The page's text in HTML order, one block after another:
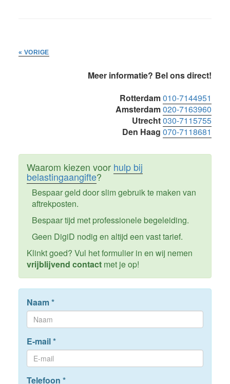
« VORIGE
Meer informatie? Bel ons direct!
Rotterdam010-7144951
Amsterdam020-7163960
Utrecht030-7115755
Den Haag 070-7118681
Waarom kiezen voor hulp bij
belastingaangifte?
Bespaar geld door slim gebruik te maken van
aftrekposten.
Bespaar tijd met professionele begeleiding.
Geen DigiD nodig en altijd een vast tarief.
Klinkt goed? Vul het formulier in en wij nemen
vrijblijvend contactmet je op!
Naam*
E-mail*
Telefoon *